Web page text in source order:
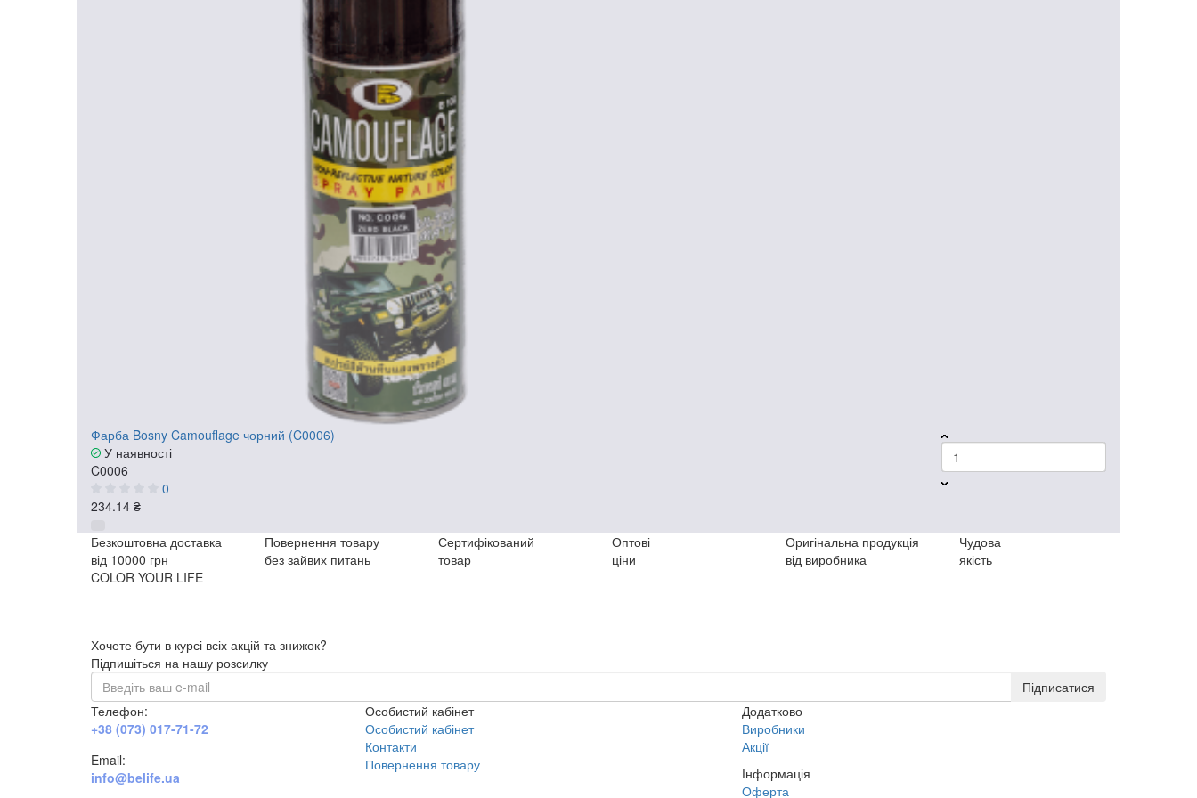
Фарба Bosny Camouflage чорний (C0006)
У наявності
C0006
0
234.14 ₴
Безкоштовна доставка
від 10000 грн
Повернення товару
без зайвих питань
Сертифікований
товар
Оптові
ціни
Оригінальна продукція
від виробника
Чудова
якість
COLOR YOUR LIFE
Хочете бути в курсі всіх акцій та знижок?
Підпишіться на нашу розсилку
Підписатися
Телефон:
+38 (073) 017-71-72
Email:
info@belife.ua
Особистий кабінет
Особистий кабінет
Контакти
Повернення товару
Додатково
Виробники
Акції
Інформація
Оферта